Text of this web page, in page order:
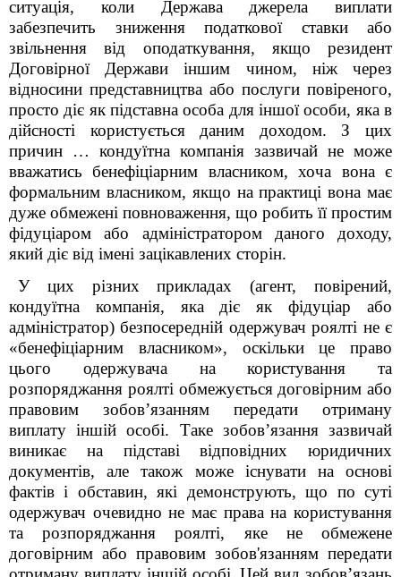
ситуація, коли Держава джерела виплати
забезпечить зниження податкової ставки або
звільнення від оподаткування, якщо резидент
Договірної Держави іншим чином, ніж через
відносини представництва або послуги повіреного,
просто діє як підставна особа для іншої особи, яка в
дійсності користується даним доходом. З цих
причин … кондуїтна компанія зазвичай не може
вважатись бенефіціарним власником, хоча вона є
формальним власником, якщо на практиці вона має
дуже обмежені повноваження, що робить її простим
фідуціаром або адміністратором даного доходу,
який діє від імені зацікавлених сторін.
У цих різних прикладах (агент, повірений,
кондуїтна компанія, яка діє як фідуціар або
адміністратор) безпосередній одержувач роялті не є
«бенефіціарним власником», оскільки це право
цього одержувача на користування та
розпоряджання роялті обмежується договірним або
правовим зобовʼязанням передати отриману
виплату іншій особі. Таке зобовʼязання зазвичай
виникає на підставі відповідних юридичних
документів, але також може існувати на основі
фактів і обставин, які демонструють, що по суті
одержувач очевидно не має права на користування
та розпоряджання роялті, яке не обмежене
договірним або правовим зобов'язанням передати